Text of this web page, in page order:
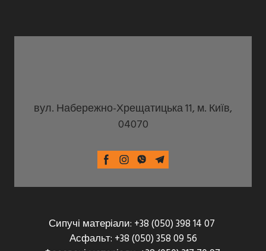
вул. Набережно-Хрещатицька 11, м. Київ,
04070
Сипучі матеріали: +38 (050) 398 14 07
Асфальт: +38 (050) 358 09 56